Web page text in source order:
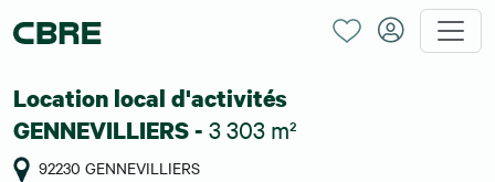
Location local d'activités
GENNEVILLIERS - 3 303 m²
92230 GENNEVILLIERS